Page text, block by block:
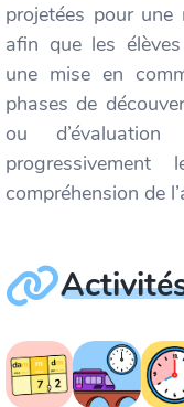
projetées pour une
afin que les
une mise en
phases de
ou
compréhension de